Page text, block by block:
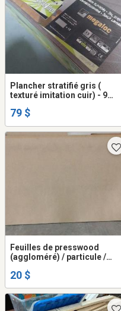
Plancher stratifié gris (
texturé imitation cuir) - 9
lot 79$
79 $
Feuilles de presswood
(aggloméré) / particule /
20 $